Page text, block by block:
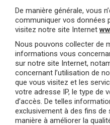
De manière générale, vous
communiquer vos données
visitez notre site Internet
Nous pouvons collecter de
informations vous
sur notre site Internet,
concernant l’utilisation de
que vous visitez et les
votre adresse IP, le type de
d’accès. De telles
exclusivement à des fins de
manière à améliorer la